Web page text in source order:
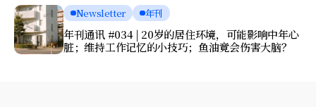
Newsletter 年刊
年刊通讯 #034 | 20岁的居住环境，可能影响中年心
脏；维持工作记忆的小技巧；鱼油竟会伤害大脑？